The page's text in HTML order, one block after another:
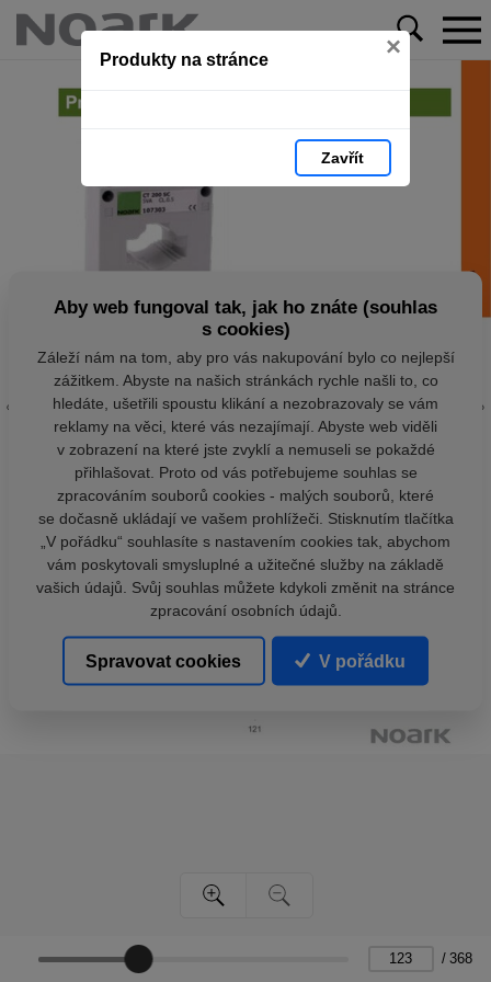
Produkty na stránce ×
Zavřít
/ 368
Aby web fungoval tak, jak ho znáte (souhlas
s cookies)
Záleží nám na tom, aby pro vás nakupování bylo co nejlepší
zážitkem. Abyste na našich stránkách rychle našli to, co
hledáte, ušetřili spoustu klikání a nezobrazovaly se vám
reklamy na věci, které vás nezajímají. Abyste web viděli
v zobrazení na které jste zvyklí a nemuseli se pokaždé
přihlašovat. Proto od vás potřebujeme souhlas se
zpracováním souborů cookies - malých souborů, které
se dočasně ukládají ve vašem prohlížeči. Stisknutím tlačítka
„V pořádku“ souhlasíte s nastavením cookies tak, abychom
vám poskytovali smysluplné a užitečné služby na základě
vašich údajů. Svůj souhlas můžete kdykoli změnit na stránce
zpracování osobních údajů.
Spravovat cookies V pořádku